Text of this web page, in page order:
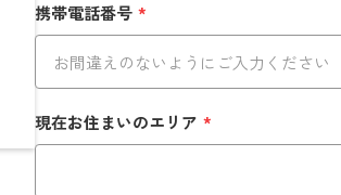
携帯電話番号 *
現在お住まいのエリア *